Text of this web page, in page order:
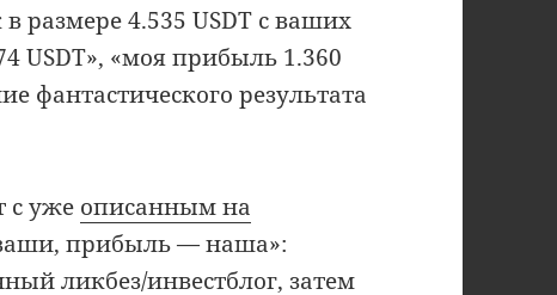
размере 4.535 USDT с ваших
USDT», «моя прибыль 1.360
фантастического результата
с уже описанным на
прибыль — наша»:
ликбез/инвестблог, затем